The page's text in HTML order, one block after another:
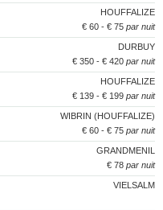
HOUFFALIZE
€ 60 - € 75 par nuit
DURBUY
€ 350 - € 420 par nuit
HOUFFALIZE
€ 139 - € 199 par nuit
WIBRIN (HOUFFALIZE)
€ 60 - € 75 par nuit
GRANDMENIL
€ 78 par nuit
VIELSALM